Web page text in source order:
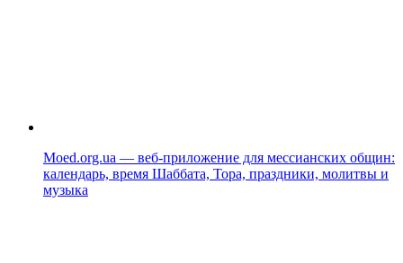
Moed.org.ua — веб-приложение для мессианских общин:
календарь, время Шаббата, Тора, праздники, молитвы и
музыка